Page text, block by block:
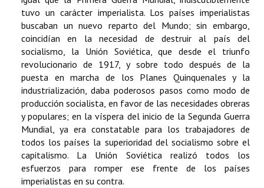
tuvo un carácter imperialista. Los países imperialistas
buscaban un nuevo reparto del Mundo; sin embargo,
coincidían en la necesidad de destruir al país del
socialismo, la Unión Soviética, que desde el triunfo
revolucionario de 1917, y sobre todo después de la
puesta en marcha de los Planes Quinquenales y la
industrialización, daba poderosos pasos como modo de
producción socialista, en favor de las necesidades obreras
y populares; en la víspera del inicio de la Segunda Guerra
Mundial, ya era constatable para los trabajadores de
todos los países la superioridad del socialismo sobre el
capitalismo. La Unión Soviética realizó todos los
esfuerzos para romper ese frente de los países
imperialistas en su contra.